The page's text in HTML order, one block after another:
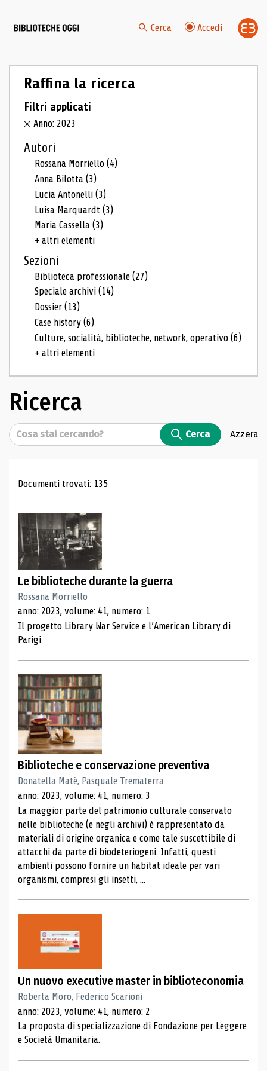
Cerca Accedi
Raffina la ricerca
Filtri applicati
Anno: 2023
Autori
Rossana Morriello(4)
Anna Bilotta(3)
Lucia Antonelli(3)
Luisa Marquardt(3)
Maria Cassella(3)
+ altri elementi
Sezioni
Biblioteca professionale(27)
Speciale archivi(14)
Dossier(13)
Case history(6)
Culture, socialità, biblioteche, network, operativo(6)
+ altri elementi
Ricerca
Cerca Cerca Azzera
Risultati di ricerca
Documenti trovati: 135
Le biblioteche durante la guerra
Rossana Morriello
anno: 2023, volume: 41, numero: 1
Il progetto Library War Service e l’American Library di
Parigi
Biblioteche e conservazione preventiva
Donatella Matè, Pasquale Trematerra
anno: 2023, volume: 41, numero: 3
La maggior parte del patrimonio culturale conservato
nelle biblioteche (e negli archivi) è rappresentato da
materiali di origine organica e come tale suscettibile di
attacchi da parte di biodeteriogeni. Infatti, questi
ambienti possono fornire un habitat ideale per vari
organismi, compresi gli insetti, ...
Un nuovo executive master in biblioteconomia
Roberta Moro, Federico Scarioni
anno: 2023, volume: 41, numero: 2
La proposta di specializzazione di Fondazione per Leggere
e Società Umanitaria.